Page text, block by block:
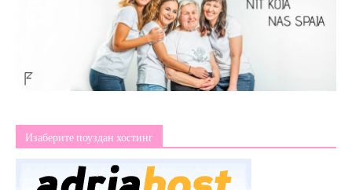
Изаберите поуздан хостинг